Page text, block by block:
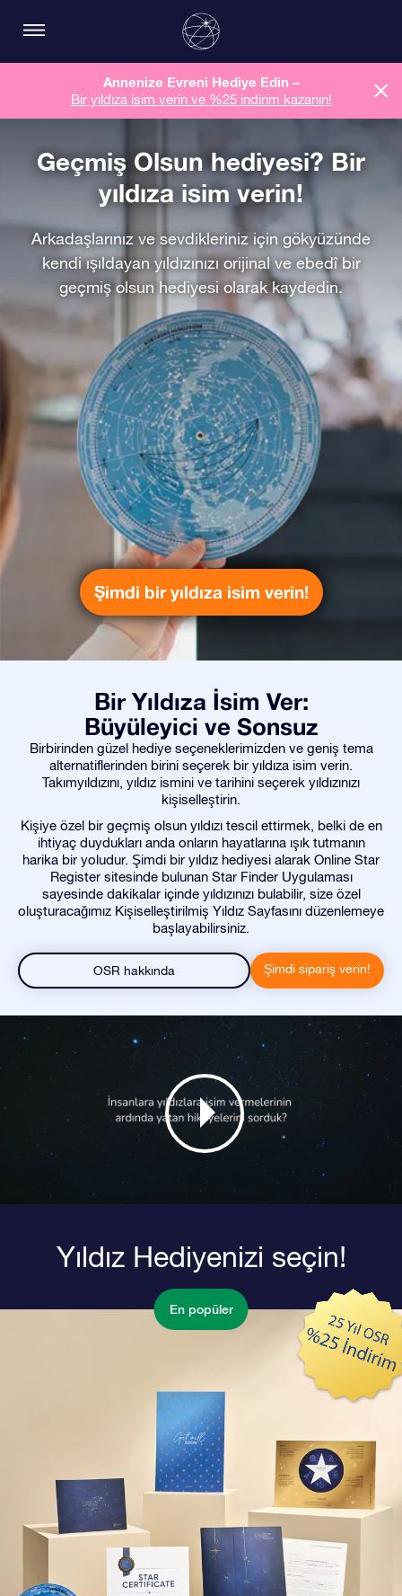
Annenize Evreni Hediye Edin –
Bir yıldıza isim verin ve %25 indirim kazanın!
Geçmiş Olsun hediyesi? Bir
yıldıza isim verin!
Arkadaşlarınız ve sevdikleriniz için gökyüzünde
kendi ışıldayan yıldızınızı orijinal ve ebedî bir
geçmiş olsun hediyesi olarak kaydedin.
Şimdi bir yıldıza isim verin!
Bir Yıldıza İsim Ver:
Büyüleyici ve Sonsuz
Birbirinden güzel hediye seçeneklerimizden ve geniş tema
alternatiflerinden birini seçerek bir yıldıza isim verin.
Takımyıldızını, yıldız ismini ve tarihini seçerek yıldızınızı
kişiselleştirin.
Kişiye özel bir geçmiş olsun yıldızı tescil ettirmek, belki de en
ihtiyaç duydukları anda onların hayatlarına ışık tutmanın
harika bir yoludur. Şimdi bir yıldız hediyesi alarak Online Star
Register sitesinde bulunan Star Finder Uygulaması
sayesinde dakikalar içinde yıldızınızı bulabilir, size özel
oluşturacağımız Kişiselleştirilmiş Yıldız Sayfasını düzenlemeye
başlayabilirsiniz.
OSR hakkında Şimdi sipariş verin!
Yıldız Hediyenizi seçin!
En popüler